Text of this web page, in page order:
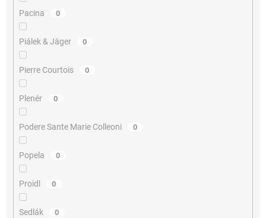
Pacina 0
Piálek & Jäger 0
Pierre Courtois 0
Plenér 0
Podere Sante Marie Colleoni 0
Popela 0
Proidl 0
Sedlák 0